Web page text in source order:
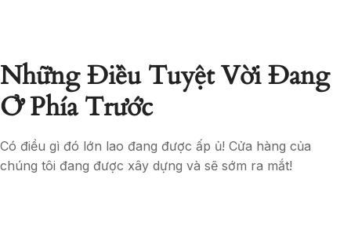
Những Điều Tuyệt Vời Đang
Ở Phía Trước
Có điều gì đó lớn lao đang được ấp ủ! Cửa hàng của
chúng tôi đang được xây dựng và sẽ sớm ra mắt!